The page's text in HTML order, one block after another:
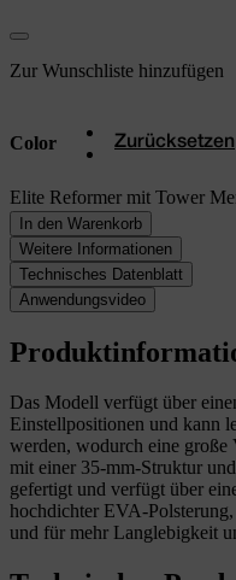
Zur Wunschliste hinzufügen
Color Zurücksetzen
Elite Reformer mit Tower
In den Warenkorb
Weitere Informationen
Technisches Datenblatt
Anwendungsvideo
Das Modell verfügt über
Einstellpositionen und kann
werden, wodurch eine
mit einer 35-mm-Struktur
gefertigt und verfügt über
hochdichter EVA-
und für mehr Langlebigkeit